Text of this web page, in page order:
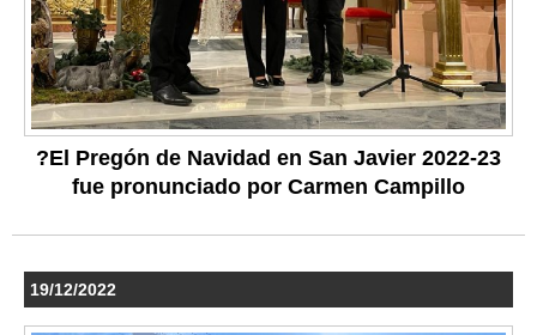
?El Pregón de Navidad en San Javier 2022-23
fue pronunciado por Carmen Campillo
19/12/2022